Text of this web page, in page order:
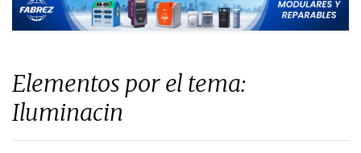
Elementos por el tema:
Iluminacin